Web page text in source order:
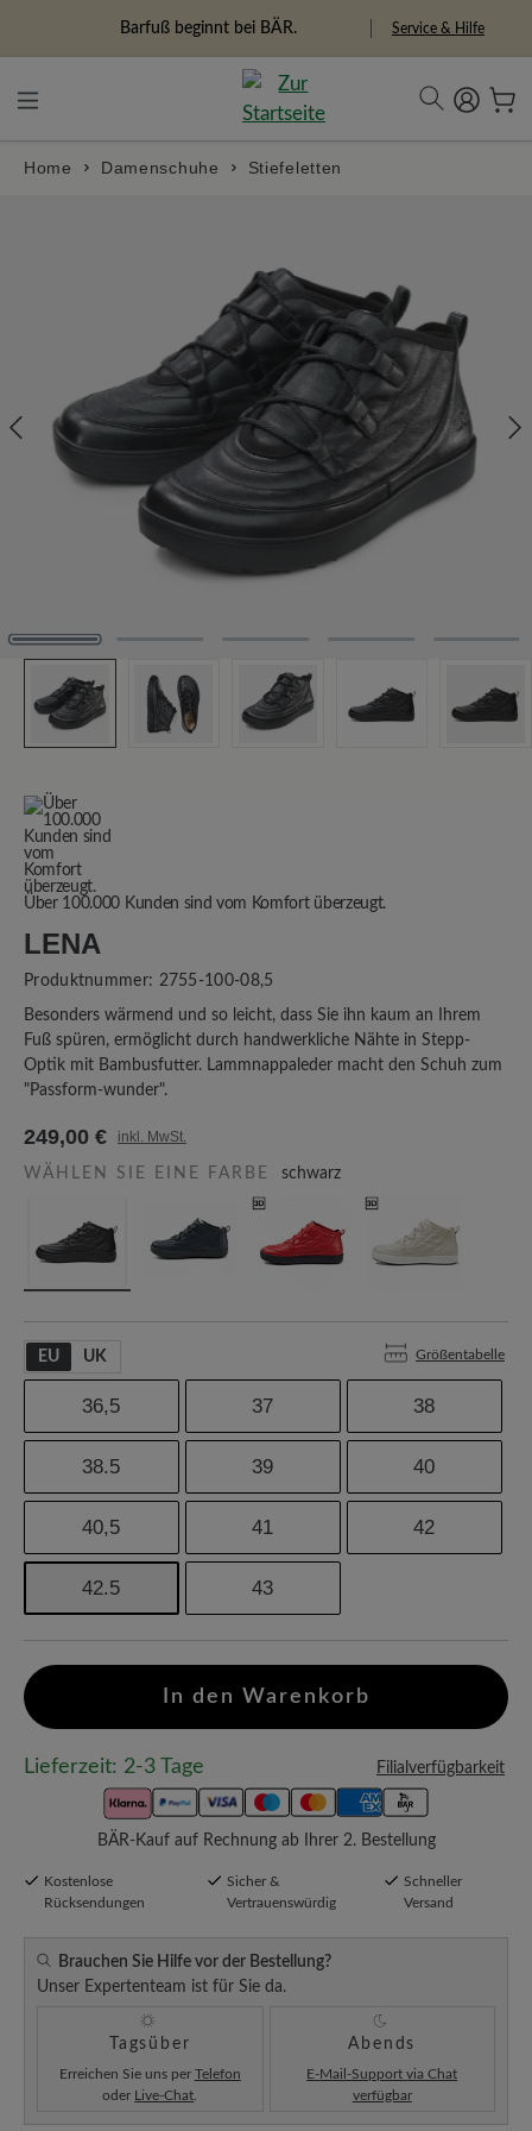
Freiheitspioniere Service & Hilfe
Home Damenschuhe Stiefeletten
Über 100.000 Kunden sind vom Komfort überzeugt.
LENA
Produktnummer: 2755-100-08,5
Besonders wärmend und so leicht, dass Sie ihn kaum an Ihrem
Fuß spüren, ermöglicht durch handwerkliche Nähte in Stepp-
Optik mit Bambusfutter. Lammnappaleder macht den Schuh zum
"Passform-wunder".
249,00 € inkl. MwSt.
WÄHLEN SIE EINE FARBE schwarz
EU UK Größentabelle
36,5 37 38
38.5 39 40
40,5 41 42
42.5 43
In den Warenkorb
Lieferzeit: 2-3 Tage Filialverfügbarkeit
BÄR-Kauf auf Rechnung ab Ihrer 2. Bestellung
Kostenlose
Rücksendungen
Sicher &
Vertrauenswürdig
Schneller
Versand
Brauchen Sie Hilfe vor der Bestellung?
Unser Expertenteam ist für Sie da.
Tagsüber
Erreichen Sie uns per Telefon
oder Live-Chat
Abends
E-Mail-Support via Chat
verfügbar